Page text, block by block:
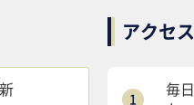
アクセ
毎